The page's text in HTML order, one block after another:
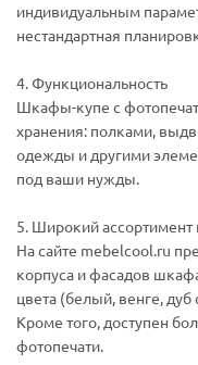
индивидуальным
нестандартная
4. Функциональность
Шкафы-купе с
хранения: полками,
одежды и другими
под ваши нужды.
5. Широкий
На сайте mebelcool.ru
корпуса и фасадов
цвета (белый, венге,
Кроме того, доступен
фотопечати.